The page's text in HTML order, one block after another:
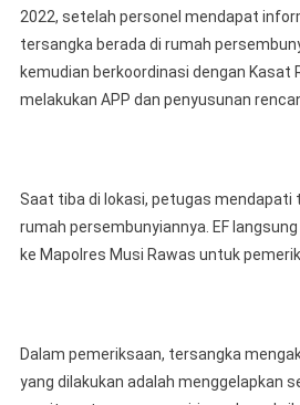
2022, setelah personel mendapat
tersangka berada di rumah
kemudian berkoordinasi dengan Kasat
melakukan APP dan penyusunan
Saat tiba di lokasi, petugas mendapati
rumah persembunyiannya. EF
ke Mapolres Musi Rawas untuk
Dalam pemeriksaan, tersangka
yang dilakukan adalah menggelapkan